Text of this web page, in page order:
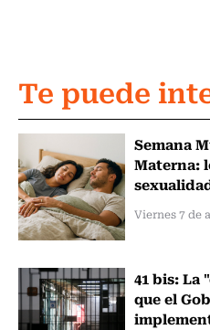
Te puede
Semana
Materna:
Viernes 7 de
41 bis: La
que el